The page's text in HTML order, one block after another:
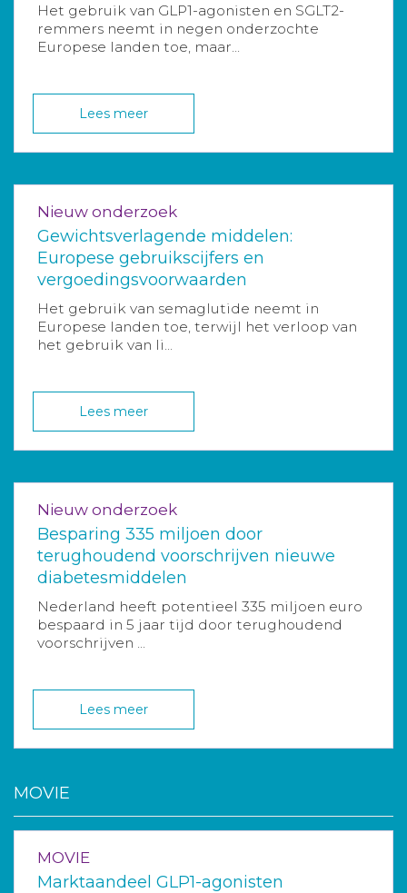
Het gebruik van GLP1-agonisten en SGLT2-
remmers neemt in negen onderzochte
Europese landen toe, maar...
Lees meer
Nieuw onderzoek
Gewichtsverlagende middelen:
Europese gebruikscijfers en
vergoedingsvoorwaarden
Het gebruik van semaglutide neemt in
Europese landen toe, terwijl het verloop van
het gebruik van li...
Lees meer
Nieuw onderzoek
Besparing 335 miljoen door
terughoudend voorschrijven nieuwe
diabetesmiddelen
Nederland heeft potentieel 335 miljoen euro
bespaard in 5 jaar tijd door terughoudend
voorschrijven ...
Lees meer
MOVIE
MOVIE
Marktaandeel GLP1-agonisten